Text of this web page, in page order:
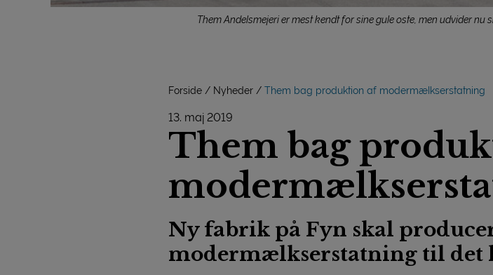
Them Andelsmejeri er mest kendt for sine gule oste, men udvider
Forside Nyheder Them bag produktion af modermælkserstatning
13. maj 2019
Them bag
Ny fabrik på Fyn skal
modermælkserstatning til det